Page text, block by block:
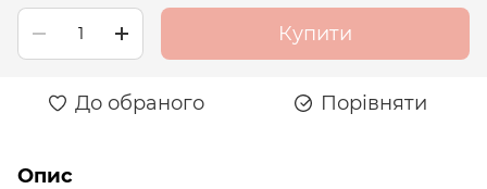
Купити
До обраного Порівняти
Опис